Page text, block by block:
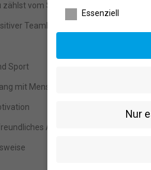
vom Start an zum Team
Teamkultur
Sport
mit Menschen
Auftreten
Essenziell
Nur